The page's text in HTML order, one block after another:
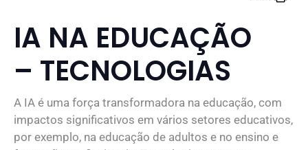
IA NA EDUCAÇÃO
– TECNOLOGIAS
A IA é uma força transformadora na educação, com
impactos significativos em vários setores educativos,
por exemplo, na educação de adultos e no ensino e